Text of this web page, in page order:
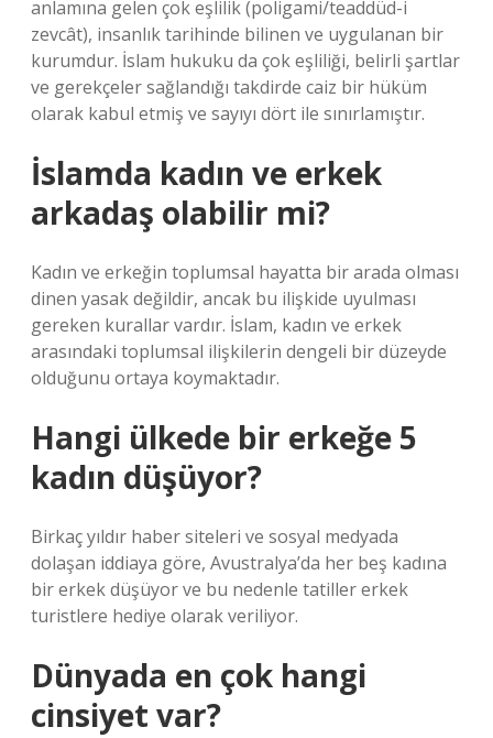
anlamına gelen çok eşlilik (poligami/teaddüd-i
zevcât), insanlık tarihinde bilinen ve uygulanan bir
kurumdur. İslam hukuku da çok eşliliği, belirli şartlar
ve gerekçeler sağlandığı takdirde caiz bir hüküm
olarak kabul etmiş ve sayıyı dört ile sınırlamıştır.
İslamda kadın ve erkek
arkadaş olabilir mi?
Kadın ve erkeğin toplumsal hayatta bir arada olması
dinen yasak değildir, ancak bu ilişkide uyulması
gereken kurallar vardır. İslam, kadın ve erkek
arasındaki toplumsal ilişkilerin dengeli bir düzeyde
olduğunu ortaya koymaktadır.
Hangi ülkede bir erkeğe 5
kadın düşüyor?
Birkaç yıldır haber siteleri ve sosyal medyada
dolaşan iddiaya göre, Avustralya’da her beş kadına
bir erkek düşüyor ve bu nedenle tatiller erkek
turistlere hediye olarak veriliyor.
Dünyada en çok hangi
cinsiyet var?